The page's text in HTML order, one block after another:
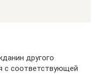
другого
с соответствующей